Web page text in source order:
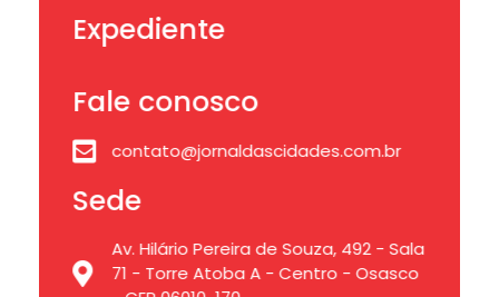
Expediente
Fale conosco
contato@jornaldascidades.com.br
Sede
Av. Hilário Pereira de Souza, 492 - Sala
71 - Torre Atoba A - Centro - Osasco